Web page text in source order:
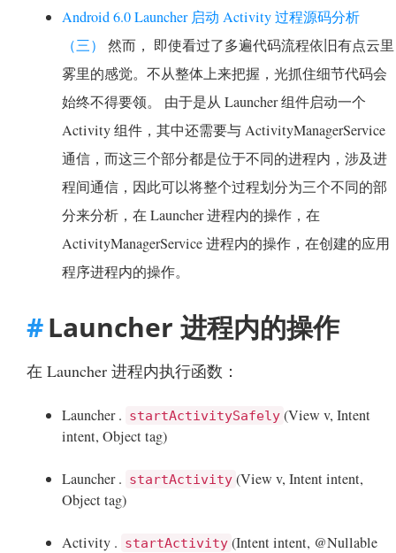
Android 6.0 Launcher 启动 Activity 过程源码分析
（三）
然而， 即使看过了多遍代码流程依旧有点云里
雾里的感觉。不从整体上来把握，光抓住细节代码会
始终不得要领。 由于是从 Launcher 组件启动一个
Activity 组件，其中还需要与 ActivityManagerService
通信，而这三个部分都是位于不同的进程内，涉及进
程间通信，因此可以将整个过程划分为三个不同的部
分来分析，在 Launcher 进程内的操作，在
ActivityManagerService 进程内的操作，在创建的应用
程序进程内的操作。
Launcher 进程内的操作
在 Launcher 进程内执行函数：
Launcher . startActivitySafely (View v, Intent
intent, Object tag)
Launcher . startActivity (View v, Intent intent,
Object tag)
Activity . startActivity (Intent intent, @Nullable